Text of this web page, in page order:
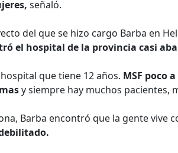
señaló.
del que se hizo cargo Barba en
el hospital de la provincia casi
que tiene 12 años. MSF poco
y siempre hay muchos pacientes,
Barba encontró que la gente vive